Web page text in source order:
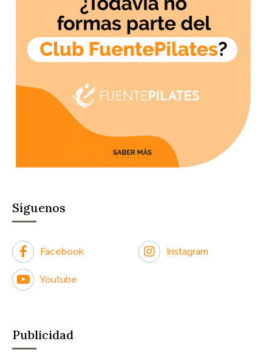
Síguenos
Facebook Instagram
Youtube
Publicidad